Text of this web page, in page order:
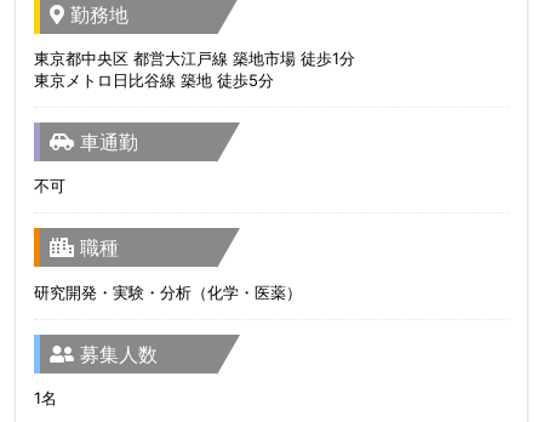
勤務地
東京都中央区 都営大江戸線 築地市場 徒歩1分
東京メトロ日比谷線 築地 徒歩5分
車通勤
不可
職種
研究開発・実験・分析（化学・医薬）
募集人数
1名